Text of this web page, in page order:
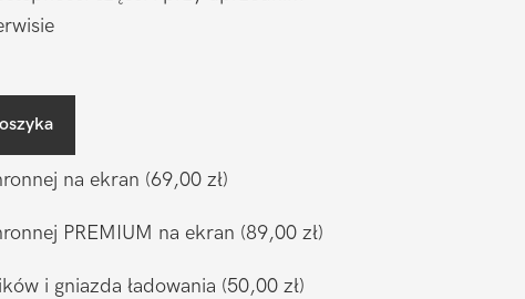
na ekran (69,00 zł)
PREMIUM na ekran (89,00 zł)
i gniazda ładowania (50,00 zł)